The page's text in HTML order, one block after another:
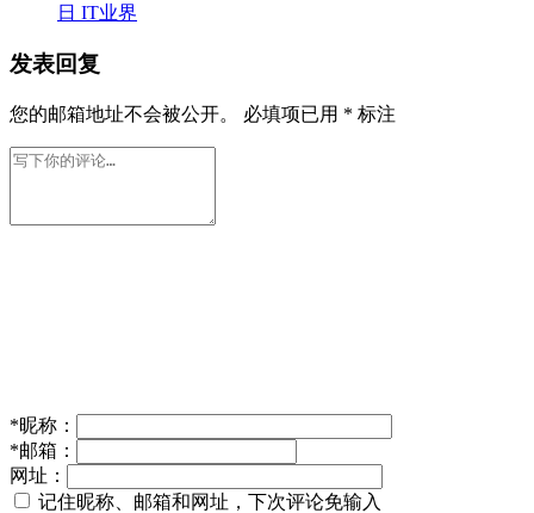
日 IT业界
发表回复
您的邮箱地址不会被公开。 必填项已用 * 标注
*昵称：
*邮箱：
网址：
记住昵称、邮箱和网址，下次评论免输入